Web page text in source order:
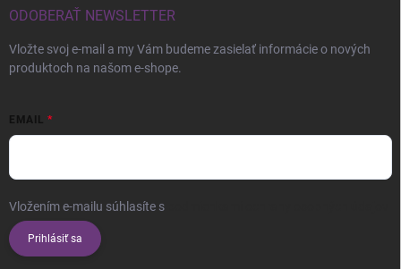
ODOBERAŤ NEWSLETTER
Vložte svoj e-mail a my Vám budeme zasielať informácie o nových
produktoch na našom e-shope.
EMAIL
Vložením e-mailu súhlasíte s
Prihlásiť sa